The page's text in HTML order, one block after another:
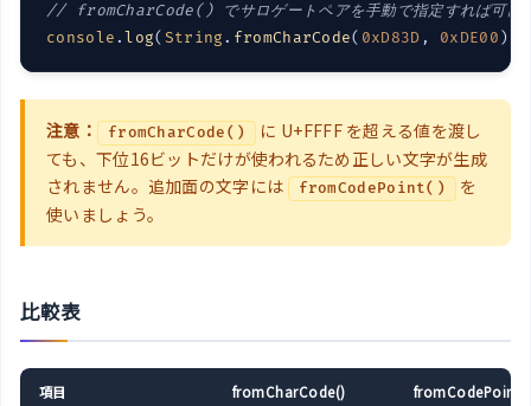
// fromCharCode() でサロゲートペアを手動で指定すれば可能
console.log( String. fromCharCode( 0xD83D , 0xDE00
注意： fromCharCode()
に U+FFFF を超える値を渡し
ても、下位16ビットだけが使われるため正しい文字が生成
されません。追加面の文字には
fromCodePoint()
を
使いましょう。
比較表
項目 fromCharCode() fromCodePoint()